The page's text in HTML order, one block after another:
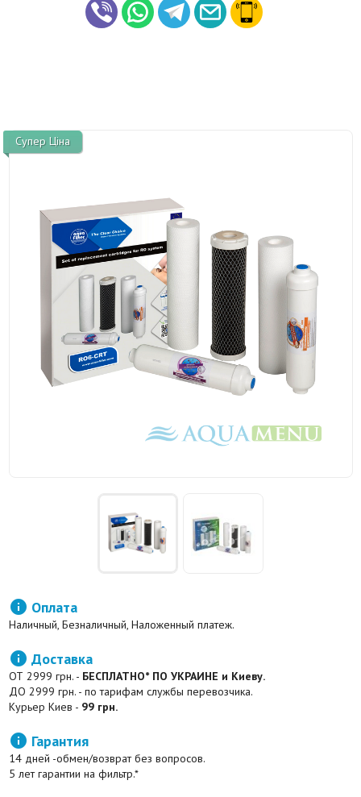
Супер Ціна
 Оплата
Наличный, Безналичный, Наложенный платеж.
 Доставка
ОТ 2999 грн. - БЕСПЛАТНО* ПО УКРАИНЕ и Киеву.
ДО 2999 грн. - по тарифам службы перевозчика.
Курьер Киев - 99 грн.
 Гарантия
14 дней -обмен/возврат без вопросов.
5 лет гарантии на фильтр.*